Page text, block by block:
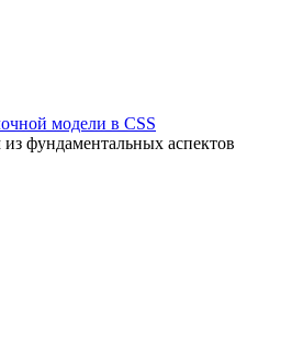
модели в CSS
фундаментальных аспектов